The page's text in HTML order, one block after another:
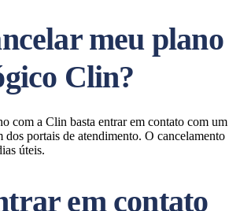
meu plano
Clin?
com a Clin basta entrar em contato com um
dos portais de atendimento. O cancelamento
úteis.
em contato